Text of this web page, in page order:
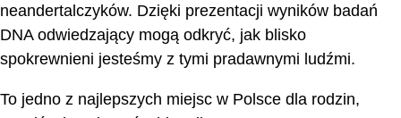
neandertalczyków. Dzięki prezentacji wyników badań
DNA odwiedzający mogą odkryć, jak blisko
spokrewnieni jesteśmy z tymi pradawnymi ludźmi.
To jedno z najlepszych miejsc w Polsce dla rodzin,